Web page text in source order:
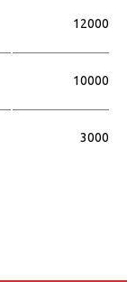
12000
10000
3000